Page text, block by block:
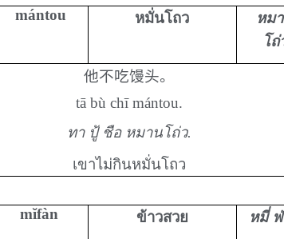
mántou หมั่นโถว
หม
โถ่
他不吃馒头。
tā bù chī mántou.
ทา ปู้ ชือ หมานโถ่ว.
เขาไม่กินหมั่นโถว
mĭfàn ข้าวสวย หมี่